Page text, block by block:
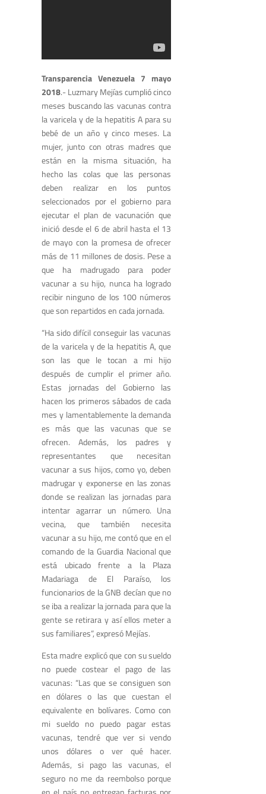
Transparencia Venezuela 7 mayo
2018.- Luzmary Mejías cumplió cinco
meses buscando las vacunas contra
la varicela y de la hepatitis A para su
bebé de un año y cinco meses. La
mujer, junto con otras madres que
están en la misma situación, ha
hecho las colas que las personas
deben realizar en los puntos
seleccionados por el gobierno para
ejecutar el plan de vacunación que
inició desde el 6 de abril hasta el 13
de mayo con la promesa de ofrecer
más de 11 millones de dosis. Pese a
que ha madrugado para poder
vacunar a su hijo, nunca ha logrado
recibir ninguno de los 100 números
que son repartidos en cada jornada.
“Ha sido difícil conseguir las vacunas
de la varicela y de la hepatitis A, que
son las que le tocan a mi hijo
después de cumplir el primer año.
Estas jornadas del Gobierno las
hacen los primeros sábados de cada
mes y lamentablemente la demanda
es más que las vacunas que se
ofrecen. Además, los padres y
representantes que necesitan
vacunar a sus hijos, como yo, deben
madrugar y exponerse en las zonas
donde se realizan las jornadas para
intentar agarrar un número. Una
vecina, que también necesita
vacunar a su hijo, me contó que en el
comando de la Guardia Nacional que
está ubicado frente a la Plaza
Madariaga de El Paraíso, los
funcionarios de la GNB decían que no
se iba a realizar la jornada para que la
gente se retirara y así ellos meter a
sus familiares”, expresó Mejías.
Esta madre explicó que con su sueldo
no puede costear el pago de las
vacunas: “Las que se consiguen son
en dólares o las que cuestan el
equivalente en bolívares. Como con
mi sueldo no puedo pagar estas
vacunas, tendré que ver si vendo
unos dólares o ver qué hacer.
Además, si pago las vacunas, el
seguro no me da reembolso porque